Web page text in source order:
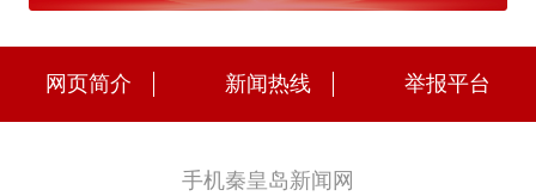
网页简介 新闻热线 举报平台
手机秦皇岛新闻网